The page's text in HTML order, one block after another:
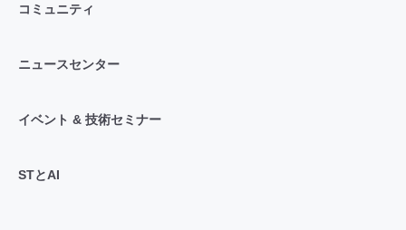
コミュニティ
ニュースセンター
イベント & 技術セミナー
STとAI